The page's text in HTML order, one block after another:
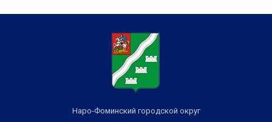
Наро-Фоминский городской округ